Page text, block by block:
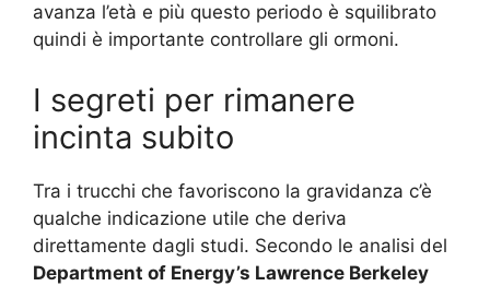
avanza l’età e più questo periodo è squilibrato
quindi è importante controllare gli ormoni.
I segreti per rimanere
incinta subito
Tra i trucchi che favoriscono la gravidanza c’è
qualche indicazione utile che deriva
direttamente dagli studi. Secondo le analisi del
Department of Energy’s Lawrence Berkeley